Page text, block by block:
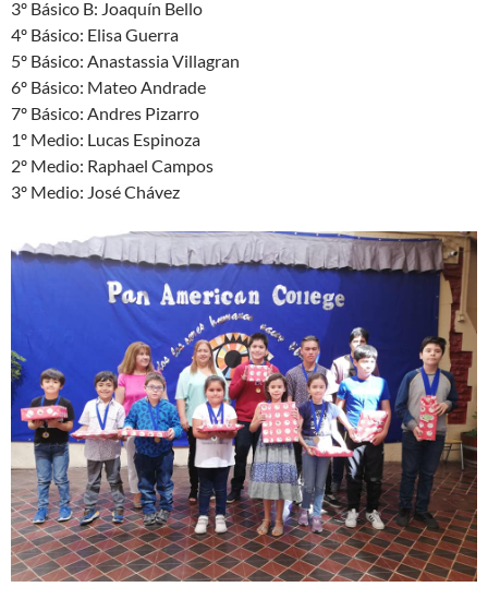
3º Básico B: Joaquín Bello
4º Básico: Elisa Guerra
5º Básico: Anastassia Villagran
6º Básico: Mateo Andrade
7º Básico: Andres Pizarro
1º Medio: Lucas Espinoza
2º Medio: Raphael Campos
3º Medio: José Chávez